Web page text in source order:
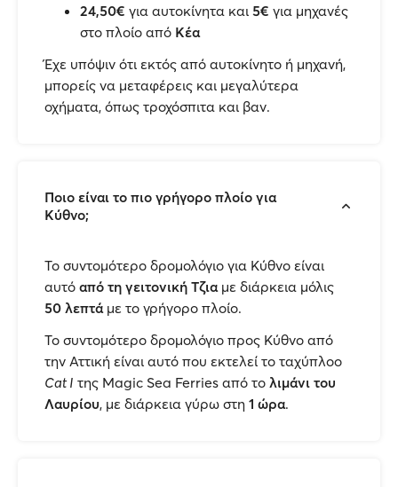
24,50€ για αυτοκίνητα και 5€ για μηχανές
στο πλοίο από Κέα
Έχε υπόψιν ότι εκτός από αυτοκίνητο ή μηχανή,
μπορείς να μεταφέρεις και μεγαλύτερα
οχήματα, όπως τροχόσπιτα και βαν.
Ποιο είναι το πιο γρήγορο πλοίο για
Κύθνο;
Το συντομότερο δρομολόγιο για Κύθνο είναι
αυτό από τη γειτονική Τζιαμε διάρκεια μόλις
50 λεπτάμε το γρήγορο πλοίο.
Το συντομότερο δρομολόγιο προς Κύθνο από
την Αττική είναι αυτό που εκτελεί το ταχύπλοο
Cat I της Magic Sea Ferries από το λιμάνι του
Λαυρίου, με διάρκεια γύρω στη 1 ώρα.